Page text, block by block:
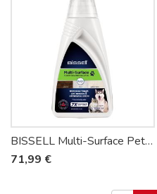
BISSELL Multi-Surface Pet avec Febreze – Détergent sols animaux 1 L x6
71,99 €